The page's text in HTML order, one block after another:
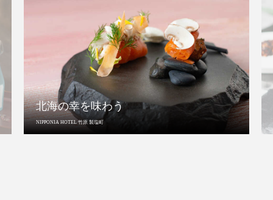
北海の幸を味わう
NIPPONIA HOTEL 竹原 製塩町